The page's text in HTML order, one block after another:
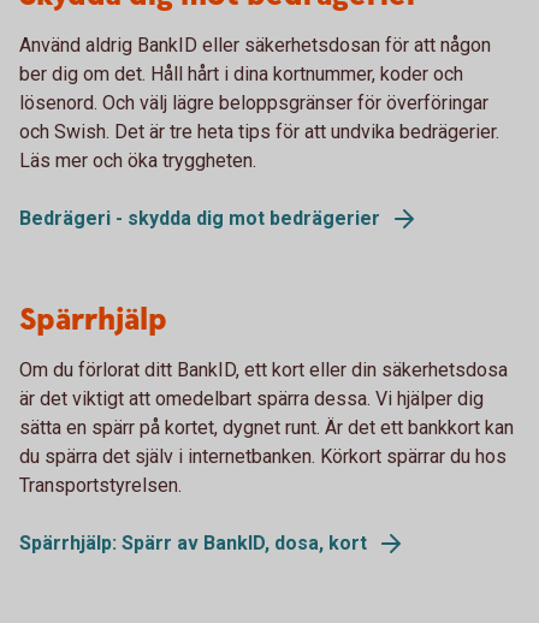
Använd aldrig BankID eller säkerhetsdosan för att någon
ber dig om det. Håll hårt i dina kortnummer, koder och
lösenord. Och välj lägre beloppsgränser för överföringar
och Swish. Det är tre heta tips för att undvika bedrägerier.
Läs mer och öka tryggheten.
Bedrägeri - skydda dig mot bedrägerier
Spärrhjälp
Om du förlorat ditt BankID, ett kort eller din säkerhetsdosa
är det viktigt att omedelbart spärra dessa. Vi hjälper dig
sätta en spärr på kortet, dygnet runt. Är det ett bankkort kan
du spärra det själv i internetbanken. Körkort spärrar du hos
Transportstyrelsen.
Spärrhjälp: Spärr av BankID, dosa, kort